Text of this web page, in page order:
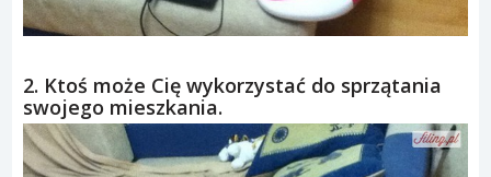
2. Ktoś może Cię wykorzystać do sprzątania
swojego mieszkania.